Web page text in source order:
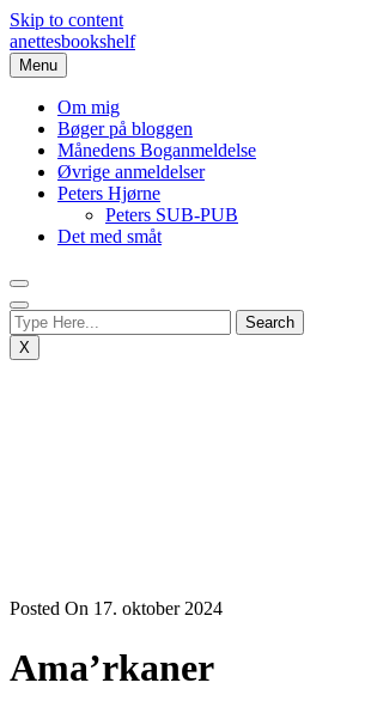
Skip to content
anettesbookshelf
Menu
Om mig
Bøger på bloggen
Månedens Boganmeldelse
Øvrige anmeldelser
Peters Hjørne
Peters SUB-PUB
Det med småt
X
Posted On 17. oktober 2024
Ama’rkaner